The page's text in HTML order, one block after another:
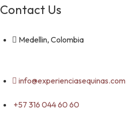
Contact Us
Medellin, Colombia
info@experienciasequinas.com
+57 316 044 60 60